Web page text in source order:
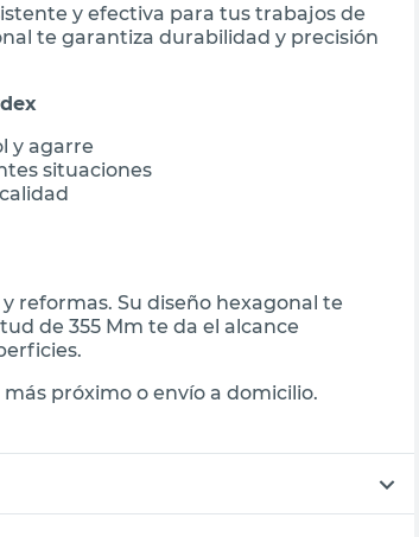
y efectiva para tus trabajos de
te garantiza durabilidad y precisión
y agarre
situaciones
reformas. Su diseño hexagonal te
de 355 Mm te da el alcance
próximo o envío a domicilio.